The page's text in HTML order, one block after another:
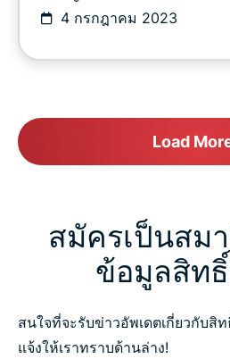
4 กรกฎาคม 2023
Load
สมัครเป็นสม
ข้อมูลสิท
สนใจที่จะรับข่าวอัพเดตเกี่ยวกับสิ
แจ้งให้เราทราบด้านล่าง!